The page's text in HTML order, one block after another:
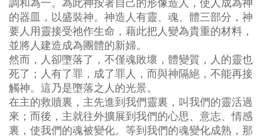
調和為一。為此神按著自己的形像造人，使人成為神
的器皿，以盛裝神。神造人有靈、魂、體三部分，神
要人用靈接受祂作生命，藉此把人變為貴重的材料，
並將人建造成為團體的新婦。
然而，人卻墮落了，不僅魂敗壞，體變質，人的靈也
死了；人有了罪，成了罪人，而與神隔絕，不能再接
觸神。這乃是墮落之人的光景。
在主的救贖裏，主先進到我們靈裏，叫我們的靈活過
來；而後，主就往外擴展到我們的心思、意志、情感
裏，使我們的魂被變化。等到我們的魂變化成熟，那